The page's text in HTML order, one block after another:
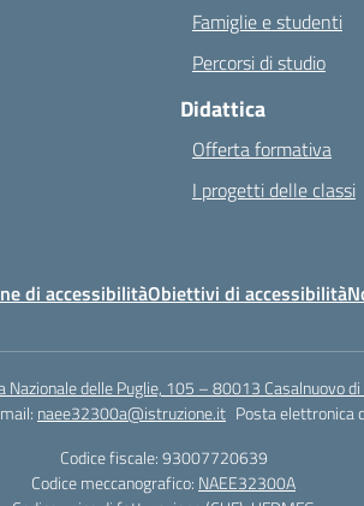
Famiglie e studenti
Percorsi di studio
Didattica
Offerta formativa
I progetti delle classi
di accessibilitàObiettivi di accessibilità
Nazionale delle Puglie, 105 – 80013 Casalnuovo di
naee32300a@istruzione.it Posta elettronica
Codice fiscale: 93007720639
Codice meccanografico: NAEE32300A